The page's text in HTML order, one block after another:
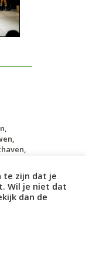
een
het
van
te zijn dat je
Wil je niet dat
dan de